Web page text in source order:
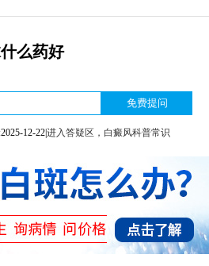
么药好
12-22|进入答疑区，白癜风科普常识